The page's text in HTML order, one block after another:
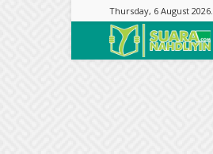
Thursday, 6 August 2026.